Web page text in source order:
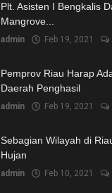
Plt. Asisten I Bengkalis
Mangrove...
admin Feb 19, 2021
Pemprov Riau Harap
Daerah Penghasil
admin Feb 19, 2021
Sebagian Wilayah di
Hujan
admin Feb 10, 2021